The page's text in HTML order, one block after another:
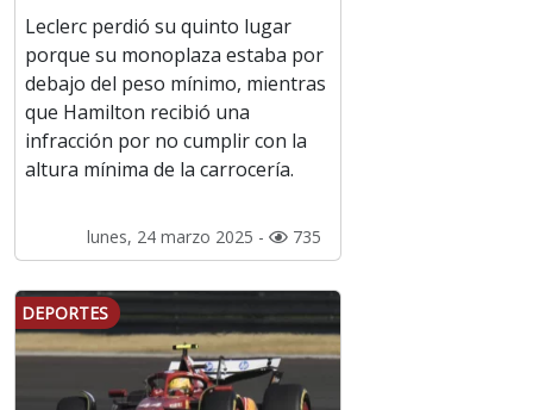
Leclerc perdió su quinto lugar
porque su monoplaza estaba por
debajo del peso mínimo, mientras
que Hamilton recibió una
infracción por no cumplir con la
altura mínima de la carrocería.
lunes, 24 marzo 2025 - 735
DEPORTES